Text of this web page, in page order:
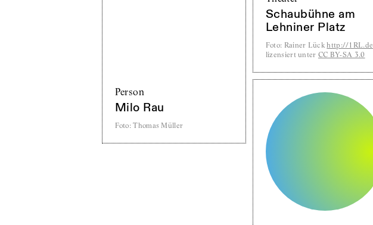
Person
Milo Rau
Foto: Thomas Müller
Schaubühne am
Lehniner Platz
Foto: Rainer Lückhttp://1RL.de
lizensiert unter CC BY-SA 3.0